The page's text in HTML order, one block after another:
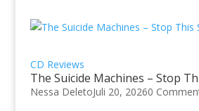
CD Reviews
The Suicide Machines – Stop
Nessa DeletoJuli 20, 20260